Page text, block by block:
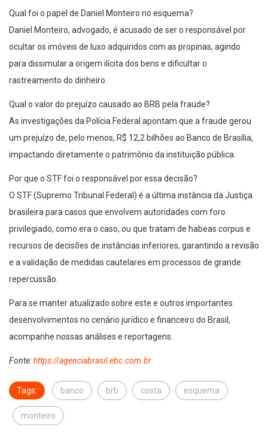
Qual foi o papel de Daniel Monteiro no esquema?
Daniel Monteiro, advogado, é acusado de ser o responsável por
ocultar os imóveis de luxo adquiridos com as propinas, agindo
para dissimular a origem ilícita dos bens e dificultar o
rastreamento do dinheiro.
Qual o valor do prejuízo causado ao BRB pela fraude?
As investigações da Polícia Federal apontam que a fraude gerou
um prejuízo de, pelo menos, R$ 12,2 bilhões ao Banco de Brasília,
impactando diretamente o patrimônio da instituição pública.
Por que o STF foi o responsável por essa decisão?
O STF (Supremo Tribunal Federal) é a última instância da Justiça
brasileira para casos que envolvem autoridades com foro
privilegiado, como era o caso, ou que tratam de habeas corpus e
recursos de decisões de instâncias inferiores, garantindo a revisão
e a validação de medidas cautelares em processos de grande
repercussão.
Para se manter atualizado sobre este e outros importantes
desenvolvimentos no cenário jurídico e financeiro do Brasil,
acompanhe nossas análises e reportagens.
Fonte:https://agenciabrasil.ebc.com.br
Tags: banco brb costa esquema
monteiro